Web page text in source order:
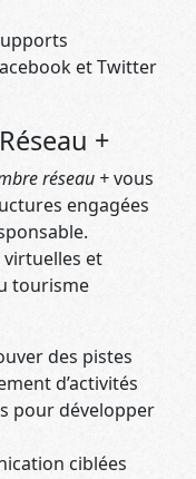
et Twitter
+
réseau +vous
engagées
et
tourisme
des pistes
d’activités
pour développer
ciblées